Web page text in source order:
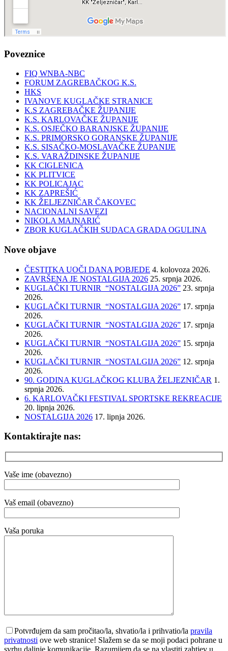
Poveznice
FIQ WNBA-NBC
FORUM ZAGREBAČKOG K.S.
HKS
IVANOVE KUGLAČKE STRANICE
K.S ZAGREBAČKE ŽUPANIJE
K.S. KARLOVAČKE ŽUPANIJE
K.S. OSJEČKO BARANJSKE ŽUPANIJE
K.S. PRIMORSKO GORANSKE ŽUPANIJE
K.S. SISAČKO-MOSLAVAČKE ŽUPANIJE
K.S. VARAŽDINSKE ŽUPANIJE
KK CIGLENICA
KK PLITVICE
KK POLICAJAC
KK ZAPREŠIĆ
KK ŽELJEZNIČAR ČAKOVEC
NACIONALNI SAVEZI
NIKOLA MAJNARIĆ
ZBOR KUGLAČKIH SUDACA GRADA OGULINA
Nove objave
ČESTITKA UOČI DANA POBJEDE 4. kolovoza 2026.
ZAVRŠENA JE NOSTALGIJA 2026 25. srpnja 2026.
KUGLAČKI TURNIR “NOSTALGIJA 2026” 23. srpnja
2026.
KUGLAČKI TURNIR “NOSTALGIJA 2026” 17. srpnja
2026.
KUGLAČKI TURNIR “NOSTALGIJA 2026” 17. srpnja
2026.
KUGLAČKI TURNIR “NOSTALGIJA 2026” 15. srpnja
2026.
KUGLAČKI TURNIR “NOSTALGIJA 2026” 12. srpnja
2026.
90. GODINA KUGLAČKOG KLUBA ŽELJEZNIČAR 1.
srpnja 2026.
6. KARLOVAČKI FESTIVAL SPORTSKE REKREACIJE
20. lipnja 2026.
NOSTALGIJA 2026 17. lipnja 2026.
Kontaktirajte nas:
Vaše ime (obavezno)
Vaš email (obavezno)
Vaša poruka
Potvrđujem da sam pročitao/la, shvatio/la i prihvatio/la pravila
privatnosti ove web stranice! Slažem se da se moji podaci pohrane u
svrhu daljnje komunikacije. Razumijem da se na vlastiti zahtjev u